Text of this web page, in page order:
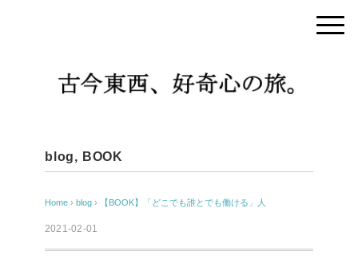
blog, BOOK
Home › blog › 【BOOK】「どこでも誰とでも働ける」人
2021-02-01